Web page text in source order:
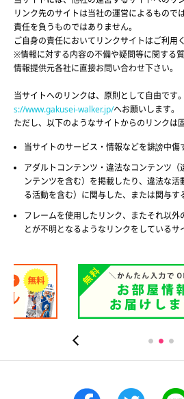
リンク先のサイトは当社の運営によるもので
責任を負うものではありません。
ご自身の責任においてリンクサイトはご利用
※情報に対する内容の不備や疑問等に関する
情報提供元各社に直接お問い合わせ下さい。
当サイトへのリンクは、原則として自由です
s://www.gakusei-walker.jp/へお願いします。
ただし、以下のようなサイトからのリンクは
当サイトのサービス・情報などを誹謗中傷
アダルトコンテンツ・違法なコンテンツ
ンテンツを含む）を掲載したり、違法な
る活動を含む）に関与した、または関与す
フレームを使用したリンク、またそれ以外
とが不明となるようなリンクをしているサ